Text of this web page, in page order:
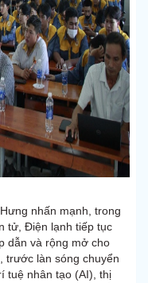
nhấn mạnh, trong
tử, Điện lạnh tiếp tục
dẫn và rộng mở cho
trước làn sóng chuyển
tuệ nhân tạo (AI), thị